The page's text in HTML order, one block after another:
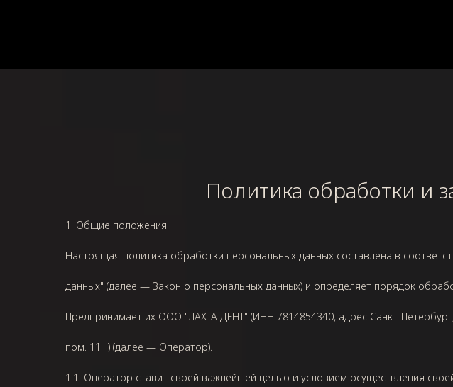
Политика обработки и
1. Общие положения
Настоящая политика обработки персональных данных составлена в
данных" (далее — Закон о персональных данных) и определяет порядок
Предпринимает их ООО "ЛАХТА ДЕНТ" (ИНН 7814854340, адрес Санкт-
пом. 11Н) (далее — Оператор).
1.1. Оператор ставит своей важнейшей целью и условием осуществления